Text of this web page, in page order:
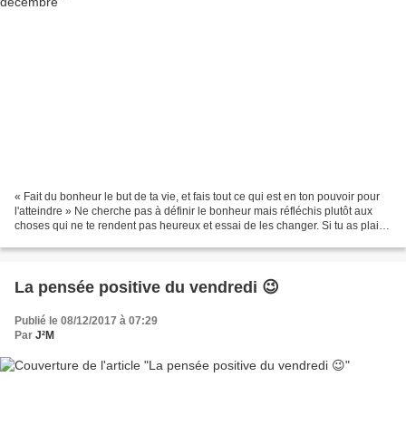
« Fait du bonheur le but de ta vie, et fais tout ce qui est en ton pouvoir pour
l'atteindre » Ne cherche pas à définir le bonheur mais réfléchis plutôt aux
choses qui ne te rendent pas heureux et essai de les changer. Si tu as plaisir
La pensée positive du vendredi 😉
Publié le 08/12/2017 à 07:29
Par J²M